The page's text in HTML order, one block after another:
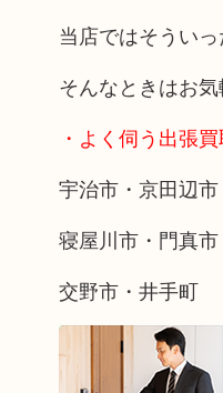
当店ではそうい
そんなときはお気
・よく伺う出張
宇治市・京田辺
寝屋川市・門真
交野市・井手町